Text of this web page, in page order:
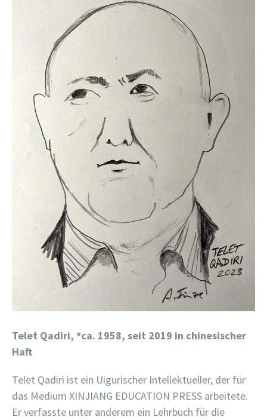
Telet Qadiri, *ca. 1958, seit 2019 in chinesischer
Haft
Telet Qadiri ist ein Uigurischer Intellektueller, der für
das Medium XINJIANG EDUCATION PRESS arbeitete.
Er verfasste unter anderem ein Lehrbuch für die